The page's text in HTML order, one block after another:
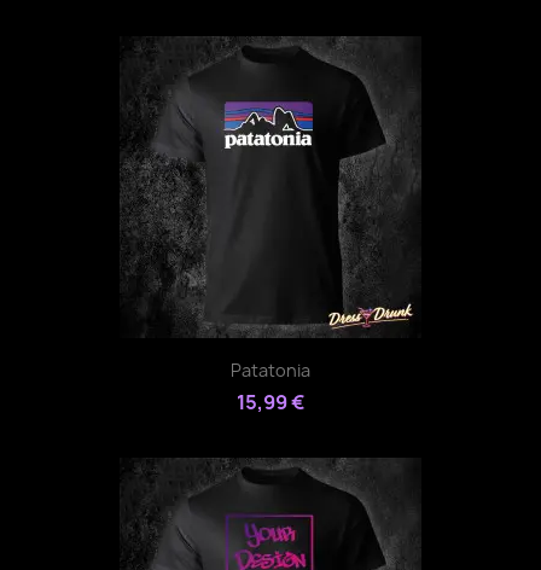
Patatonia
15,99 €